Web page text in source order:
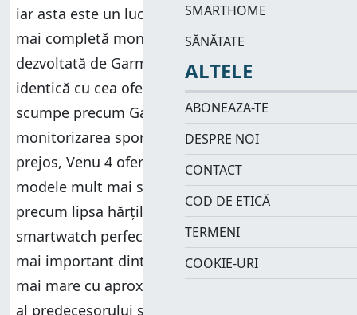
iar asta este un lucru grozav. Venu 4 oferă cea
mai completă monitorizare a sănătății
dezvoltată de Garmin în acest moment, fiind
identică cu cea oferită de modele mult mai
scumpe precum Garmin Fenix 8. Iar
monitorizarea sportivă nu este nici ea mai
prejos, Venu 4 oferind aproape tot ce găsești pe
modele mult mai scumpe, cu mici excepții,
precum lipsa hărților offline. Nu este un
smartwatch perfect, având mici neajunsuri, cel
mai important dintre ele fiind prețul de lansare
mai mare cu aproximativ 100 de Euro decât cel
al predecesorului său. Cu toate acestea, la data
SMARTHOME
SĂNĂTATE
ALTELE
ABONEAZA-TE
DESPRE NOI
CONTACT
COD DE ETICĂ
TERMENI
COOKIE-URI